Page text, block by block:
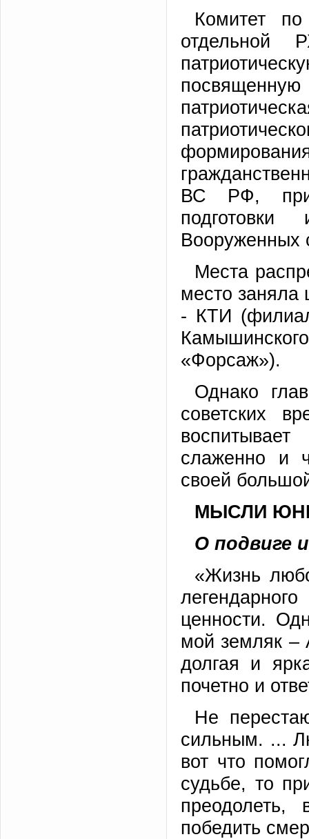
Комитет
отдельной
ВС РФ,
Вооруженных
Места
место заняла
- КТИ
«Форсаж»).
Однако
советских
слаженно и
своей
МЫСЛИ
О подвиге
«Жизнь
ценности.
мой земляк –
долгая и
почетно и
Не
сильным. ...
вот что
судьбе, то
преодолеть,
победить